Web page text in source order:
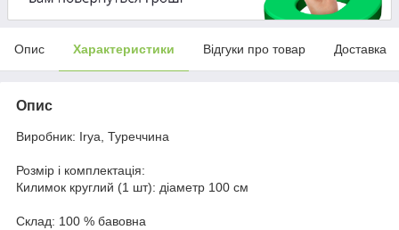
Опис Характеристики Відгуки про товар Доставка
Опис
Виробник: Irya, Туреччина
Розмір і комплектація:
Килимок круглий (1 шт): діаметр 100 см
Склад: 100 % бавовна